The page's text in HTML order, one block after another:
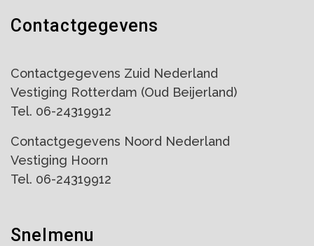
Contactgegevens
Contactgegevens Zuid Nederland
Vestiging Rotterdam (Oud Beijerland)
Tel. 06-24319912
Contactgegevens Noord Nederland
Vestiging Hoorn
Tel. 06-24319912
Snelmenu